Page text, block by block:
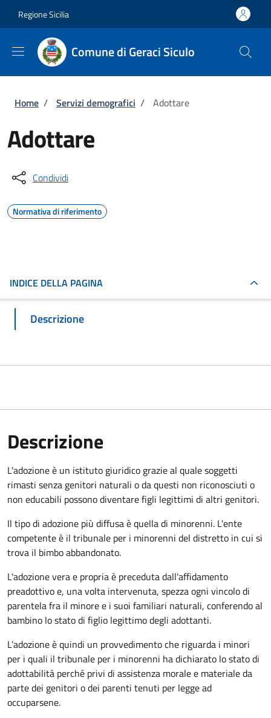
Regione Sicilia
Comune di Geraci Siculo
Briciole di pane
Home / Servizi demografici / Adottare
Adottare
Condividi
Normativa di riferimento
INDICE DELLA PAGINA
Descrizione
Descrizione
L'adozione è un istituto giuridico grazie al quale soggetti
rimasti senza genitori naturali o da questi non riconosciuti o
non educabili possono diventare figli legittimi di altri genitori.
Il tipo di adozione più diffusa è quella di minorenni. L'ente
competente è il tribunale per i minorenni del distretto in cui si
trova il bimbo abbandonato.
L'adozione vera e propria è preceduta dall'affidamento
preadottivo e, una volta intervenuta, spezza ogni vincolo di
parentela fra il minore e i suoi familiari naturali, conferendo al
bambino lo stato di figlio legittimo degli adottanti.
L’adozione è quindi un provvedimento che riguarda i minori
per i quali il tribunale per i minorenni ha dichiarato lo stato di
adottabilità perché privi di assistenza morale e materiale da
parte dei genitori o dei parenti tenuti per legge ad
occuparsene.